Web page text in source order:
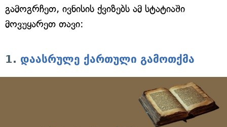
გამოგრჩეთ, ივნისის ქვიზებს ამ სტატიაში
მოვუყარეთ თავი:
1. დაასრულე ქართული გამოთქმა